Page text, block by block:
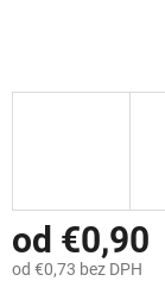
od €0,90
od €0,73 bez DPH